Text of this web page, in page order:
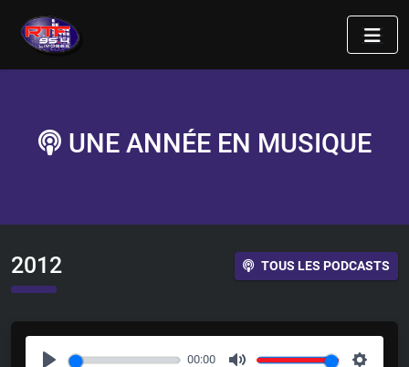
UNE ANNÉE EN MUSIQUE
2012 TOUS LES PODCASTS
00:00